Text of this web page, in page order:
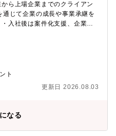
の知見やネットワークを活か
に参画させて頂いたり、ま
事は、大きな意義を感じなが
バージェンスを利用し、収益
得できるよう、業界を超えた
ロジーストラテジー＆アドバイ
技術を用いた業界の垣根を超
ションに、CEO/CxOをはじめ
業企画・マーケティング・経営
画/開発・DX推進など多様なご
支援ができることがアクセン
ら上場企業までのクライアン
通じて企業の成長や事業承継を
入社後は案件化支援、企業価
幅広い経営課題解決に関与い
務内容】プロジェクトは3～4
ンバーと協働しながら進めま
・仲介） ・案件化支援（金融
企業価値評価 ・M&A全般に関す
・経営管理支援 ・IPO支援 ・
案件【魅力】① M&Aにとどま
税務、事業承継、IPO、人事組
ト
更新日 2026.08.03
なる